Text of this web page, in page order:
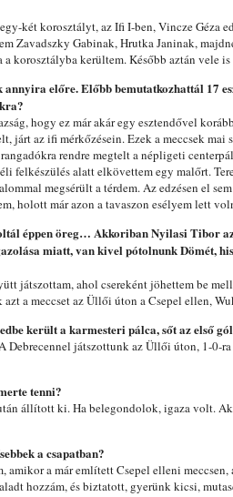
két korosztályt, az Ifi I-ben, Vincze Géza
Zavadszky Gabinak, Hrutka Janinak,
korosztályba kerültem. Később aztán vele
előre. Előbb bemutatkozhattál 17
hogy ez már akár egy esztendővel
járt az ifi mérkőzésein. Ezek a meccsek mai
rendre megtelt a népligeti
felkészülés alatt elkövettem egy malőrt.
megsérült a térdem. Az edzésen el
holott már azon a tavaszon esélyem lett
éppen öreg… Akkoriban Nyilasi Tibor
miatt, van kivel pótolnunk Dömét,
játszottam, ahol csereként jöhettem be
a meccset az Üllői úton a Csepel ellen,
került a karmesteri pálca, sőt az első
Debrecennel játszottunk az Üllői úton, 1-0-
tenni?
állított ki. Ha belegondolok, igaza volt.
a csapatban?
a már említett Csepel elleni meccsen,
hozzám, és biztatott, gyerünk kicsi,